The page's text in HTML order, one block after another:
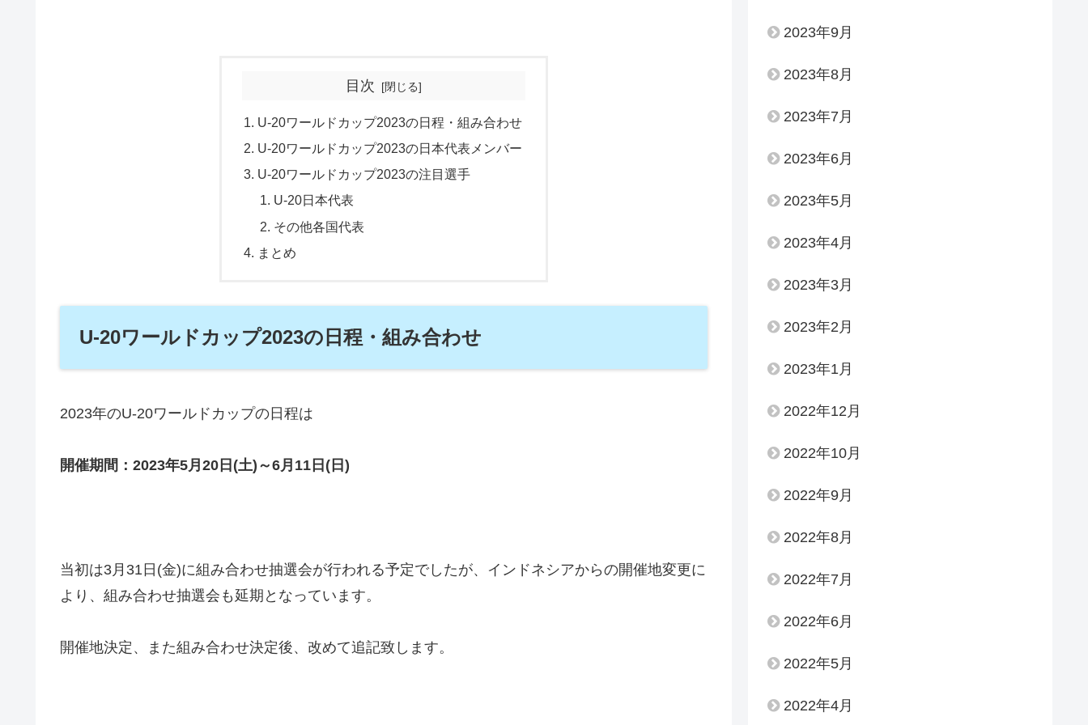
目次
U-20ワールドカップ2023の日程・組み合わせ
U-20ワールドカップ2023の日本代表メンバー
U-20ワールドカップ2023の注目選手
U-20日本代表
その他各国代表
まとめ
U-20ワールドカップ2023の日程・組み合わせ
2023年のU-20ワールドカップの日程は
開催期間：2023年5月20日(土)～6月11日(日)
当初は3月31日(金)に組み合わせ抽選会が行われる予定でしたが、インドネシアからの開催地変更に
より、組み合わせ抽選会も延期となっています。
開催地決定、また組み合わせ決定後、改めて追記致します。
2023年9月
2023年8月
2023年7月
2023年6月
2023年5月
2023年4月
2023年3月
2023年2月
2023年1月
2022年12月
2022年10月
2022年9月
2022年8月
2022年7月
2022年6月
2022年5月
2022年4月